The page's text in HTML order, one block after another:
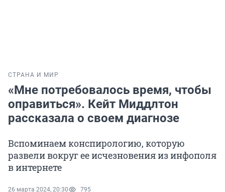
СТРАНА И МИР
«Мне потребовалось время, чтобы
оправиться». Кейт Миддлтон
рассказала о своем диагнозе
Вспоминаем конспирологию, которую
развели вокруг ее исчезновения из инфополя
в интернете
26 марта 2024, 20:30 795